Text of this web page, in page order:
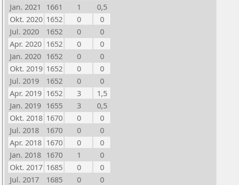
Jan. 2021
1661 1
0,5
Okt. 2020 1652 0
0
Jul. 2020
1652 0
0
Apr. 2020 1652 0
0
Jan. 2020 1652 0
0
Okt. 2019 1652 0
0
Jul. 2019
1652 0
0
Apr. 2019 1652 3
1,5
Jan. 2019 1655 3
0,5
Okt. 2018 1670 0
0
Jul. 2018
1670 0
0
Apr. 2018 1670 0
0
Jan. 2018 1670 1
0
Okt. 2017 1685 0
0
Jul. 2017
1685 0
0